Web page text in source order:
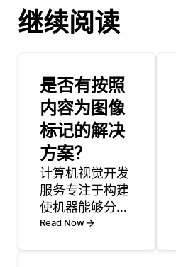
继续阅读
是否有按照
内容为图像
标记的解决
方案？
计算机视觉开发
服务专注于构建
使机器能够分析
和解释视觉数据
Read Now